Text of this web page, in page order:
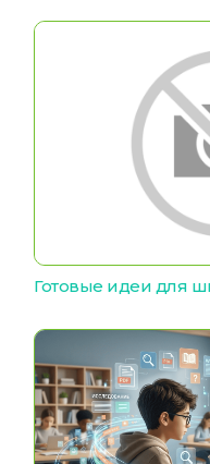
Готовые идеи для